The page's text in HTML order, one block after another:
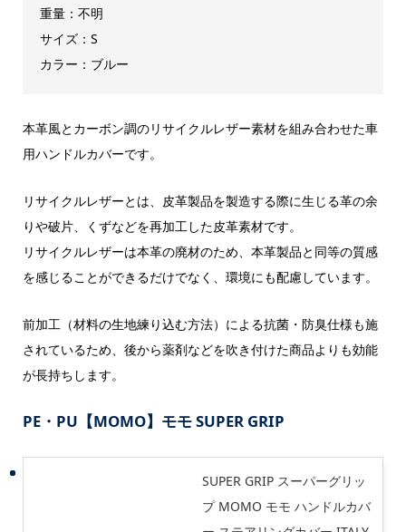
重量：不明
サイズ：S
カラー：ブルー
本革風とカーボン調のリサイクルレザー素材を組み合わせた車
用ハンドルカバーです。
リサイクルレザーとは、皮革製品を製造する際に生じる革の余
りや破片、くずなどを再加工した皮革素材です。
リサイクルレザーは本革の廃材のため、本革製品と同等の質感
を感じることができるだけでなく、環境にも配慮しています。
前加工（材料の生地練り込む方法）による抗菌・防臭仕様も施
されているため、後から薬剤などを吹き付けた商品よりも効能
が長持ちします。
PE・PU【MOMO】モモ SUPER GRIP
SUPER GRIP スーパーグリッ
プ MOMO モモ ハンドルカバ